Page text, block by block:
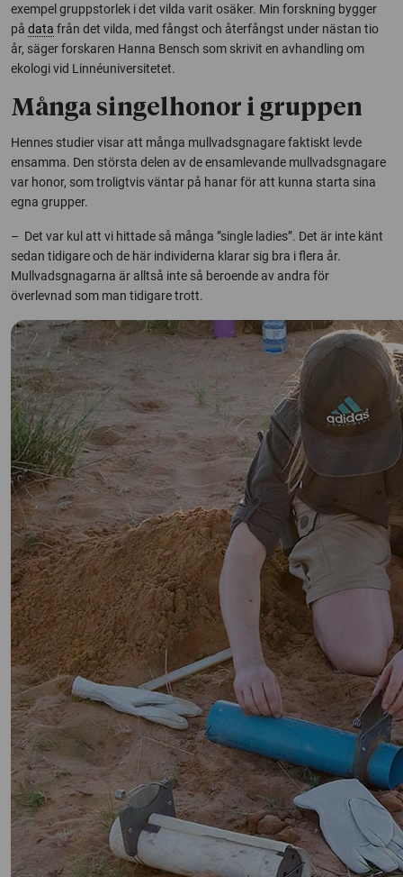
exempel gruppstorlek i det vilda varit osäker. Min forskning bygger
på data från det vilda, med fångst och återfångst under nästan tio
år, säger forskaren Hanna Bensch som skrivit en avhandling om
ekologi vid Linnéuniversitetet.
Många singelhonor i gruppen
Hennes studier visar att många mullvadsgnagare faktiskt levde
ensamma. Den största delen av de ensamlevande mullvadsgnagare
var honor, som troligtvis väntar på hanar för att kunna starta sina
egna grupper.
– Det var kul att vi hittade så många ”single ladies”. Det är inte känt
sedan tidigare och de här individerna klarar sig bra i flera år.
Mullvadsgnagarna är alltså inte så beroende av andra för
överlevnad som man tidigare trott.